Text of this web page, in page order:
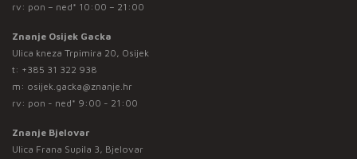
rv: pon – ned* 10:00 – 21:00
Znanje Osijek Gacka
Ulica kneza Trpimira 20, Osijek
t: +385 31 322 938
m: osijek.gacka@znanje.hr
rv: pon - ned* 9:00 - 21:00
Znanje Bjelovar
Ulica Frana Supila 3, Bjelovar